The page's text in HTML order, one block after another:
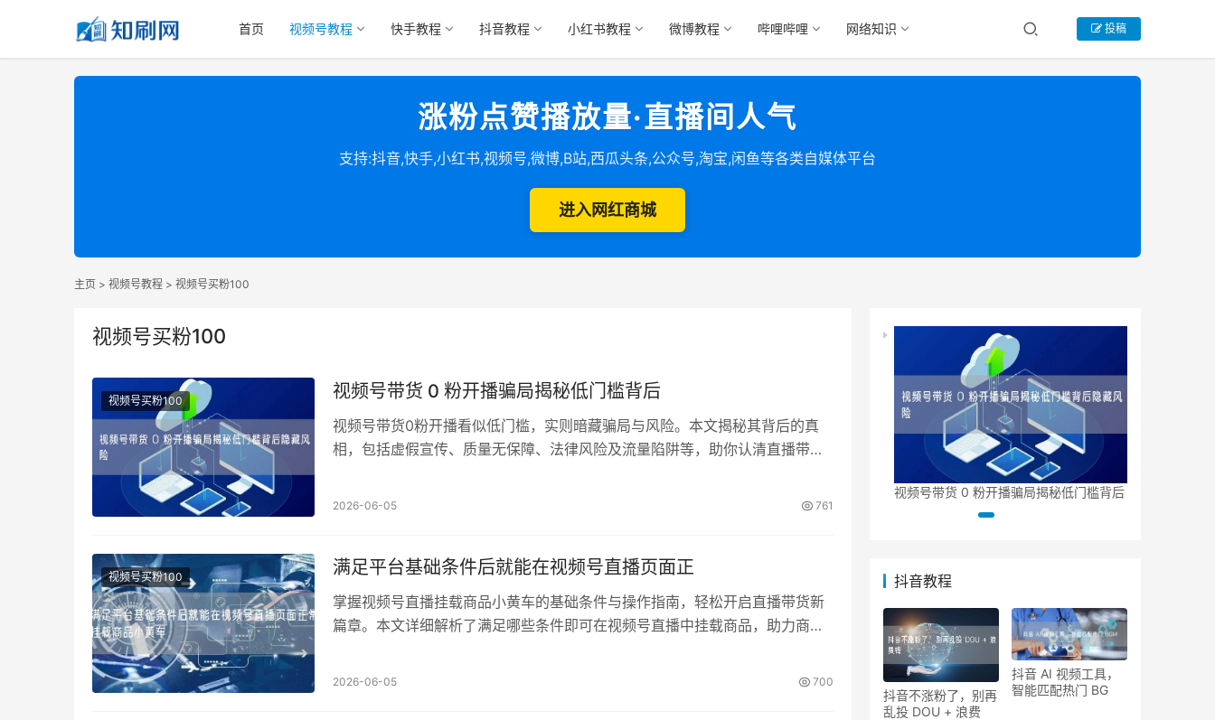
首页 视频号教程 快手教程 抖音教程 小红书教程 微博教程 哔哩哔哩 网络知识 投稿
涨粉点赞播放量·直播间人气
支持:抖音,快手,小红书,视频号,微博,B站,西瓜头条,公众号,淘宝,闲鱼等各类自媒体平台
进入网红商城
主页 > 视频号教程 > 视频号买粉100
视频号买粉100
视频号买粉100 视频号带货 0 粉开播骗局揭秘低门槛背后
视频号带货0粉开播看似低门槛，实则暗藏骗局与风险。本文揭秘其背后的真
相，包括虚假宣传、质量无保障、法律风险及流量陷阱等，助你认清直播带货
2026-06-05 761
视频号买粉100 满足平台基础条件后就能在视频号直播页面正
掌握视频号直播挂载商品小黄车的基础条件与操作指南，轻松开启直播带货新
篇章。本文详细解析了满足哪些条件即可在视频号直播中挂载商品，助力商家
2026-06-05 700
视频号带货 0 粉开播骗局揭秘低门槛背后
抖音教程
抖音不涨粉了，别再
乱投 DOU + 浪费
抖音 AI 视频工具，
智能匹配热门 BG